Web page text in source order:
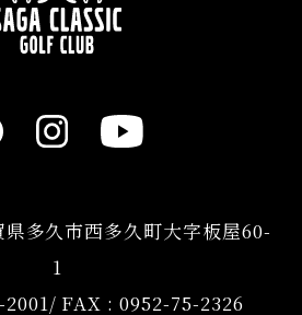
多久市西多久町大字板屋60-
1
/ FAX : 0952-75-2326